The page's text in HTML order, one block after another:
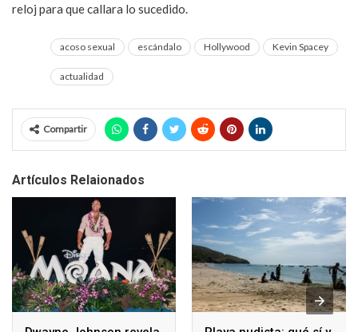
reloj para que callara lo sucedido.
acoso sexual escándalo Hollywood Kevin Spacey
actualidad
Compartir
Artículos Relaionados